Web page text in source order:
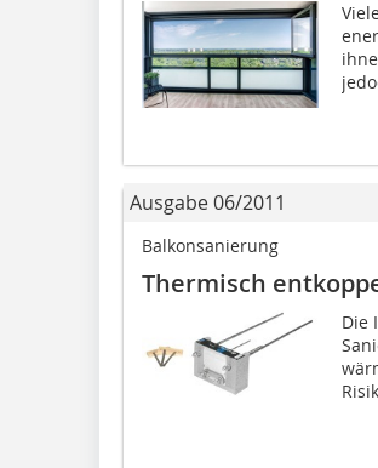
Ausgabe 06/2011
Balkonsanierung
Thermisch
Die